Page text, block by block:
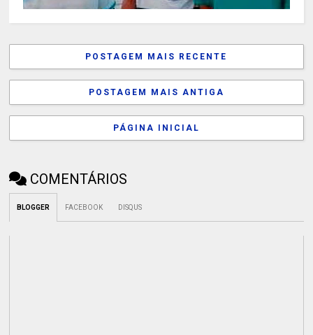
POSTAGEM MAIS RECENTE
POSTAGEM MAIS ANTIGA
PÁGINA INICIAL
COMENTÁRIOS
BLOGGER FACEBOOK DISQUS